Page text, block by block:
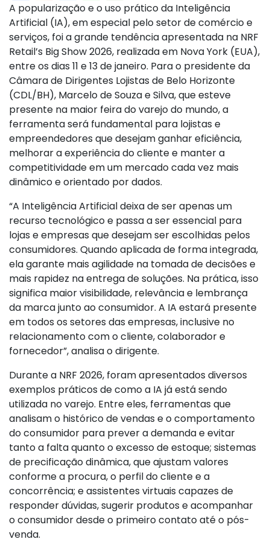
A popularização e o uso prático da Inteligência
Artificial (IA), em especial pelo setor de comércio e
serviços, foi a grande tendência apresentada na NRF
Retail’s Big Show 2026, realizada em Nova York (EUA),
entre os dias 11 e 13 de janeiro. Para o presidente da
Câmara de Dirigentes Lojistas de Belo Horizonte
(CDL/BH), Marcelo de Souza e Silva, que esteve
presente na maior feira do varejo do mundo, a
ferramenta será fundamental para lojistas e
empreendedores que desejam ganhar eficiência,
melhorar a experiência do cliente e manter a
competitividade em um mercado cada vez mais
dinâmico e orientado por dados.
“A Inteligência Artificial deixa de ser apenas um
recurso tecnológico e passa a ser essencial para
lojas e empresas que desejam ser escolhidas pelos
consumidores. Quando aplicada de forma integrada,
ela garante mais agilidade na tomada de decisões e
mais rapidez na entrega de soluções. Na prática, isso
significa maior visibilidade, relevância e lembrança
da marca junto ao consumidor. A IA estará presente
em todos os setores das empresas, inclusive no
relacionamento com o cliente, colaborador e
fornecedor”, analisa o dirigente.
Durante a NRF 2026, foram apresentados diversos
exemplos práticos de como a IA já está sendo
utilizada no varejo. Entre eles, ferramentas que
analisam o histórico de vendas e o comportamento
do consumidor para prever a demanda e evitar
tanto a falta quanto o excesso de estoque; sistemas
de precificação dinâmica, que ajustam valores
conforme a procura, o perfil do cliente e a
concorrência; e assistentes virtuais capazes de
responder dúvidas, sugerir produtos e acompanhar
o consumidor desde o primeiro contato até o pós-
venda.